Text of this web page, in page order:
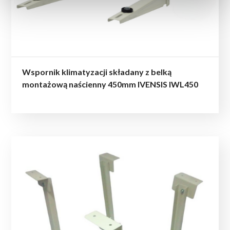
Wspornik klimatyzacji składany z belką
montażową naścienny 450mm IVENSIS IWL450